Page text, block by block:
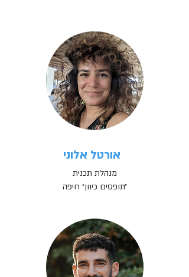
אורטל אלוני
מנהלת תכנית
״תופסים כיוון״ חיפה